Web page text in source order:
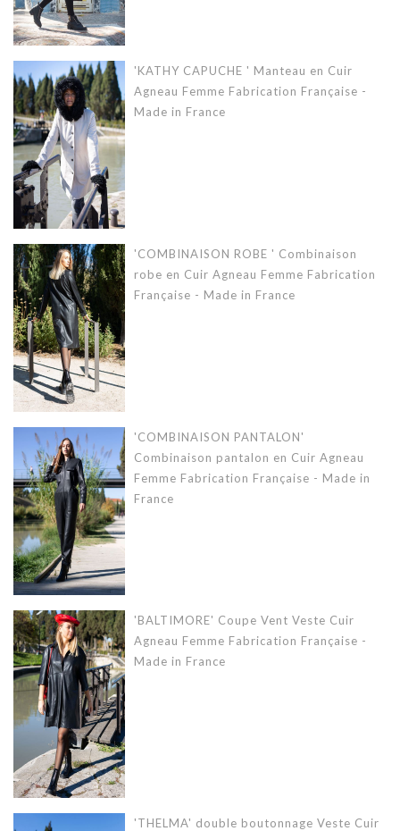
'KATHY CAPUCHE ' Manteau en Cuir
Agneau Femme Fabrication Française -
Made in France
'COMBINAISON ROBE ' Combinaison
robe en Cuir Agneau Femme Fabrication
Française - Made in France
'COMBINAISON PANTALON'
Combinaison pantalon en Cuir Agneau
Femme Fabrication Française - Made in
France
'BALTIMORE' Coupe Vent Veste Cuir
Agneau Femme Fabrication Française -
Made in France
'THELMA' double boutonnage Veste Cuir